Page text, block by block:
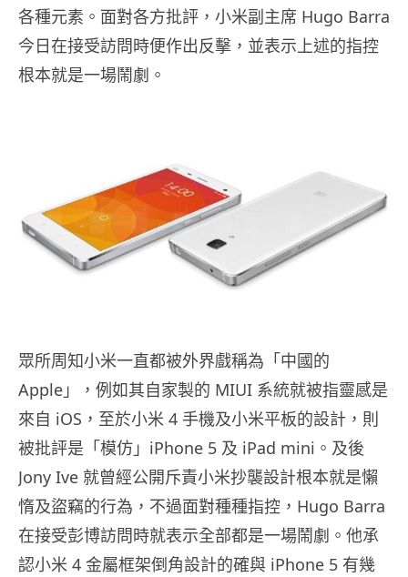
各種元素。面對各方批評，小米副主席 Hugo Barra
今日在接受訪問時便作出反擊，並表示上述的指控
根本就是一場鬧劇。
眾所周知小米一直都被外界戲稱為「中國的
Apple」，例如其自家製的 MIUI 系統就被指靈感是
來自 iOS，至於小米 4 手機及小米平板的設計，則
被批評是「模仿」iPhone 5 及 iPad mini。及後
Jony Ive 就曾經公開斥責小米抄襲設計根本就是懶
惰及盜竊的行為，不過面對種種指控，Hugo Barra
在接受彭博訪問時就表示全部都是一場鬧劇。他承
認小米 4 金屬框架倒角設計的確與 iPhone 5 有幾